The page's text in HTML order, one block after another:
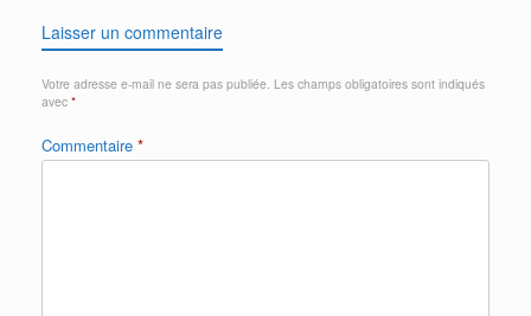
Laisser un commentaire
Votre adresse e-mail ne sera pas publiée. Les champs obligatoires sont indiqués
avec *
Commentaire *